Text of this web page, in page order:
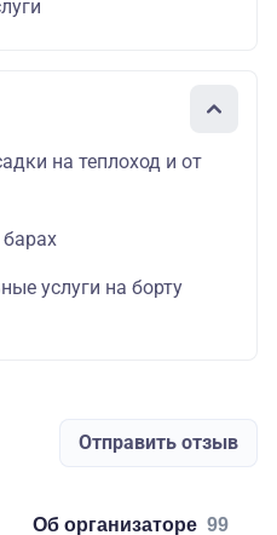
на теплоход и от
услуги на борту
Отправить отзыв
об организаторе 99